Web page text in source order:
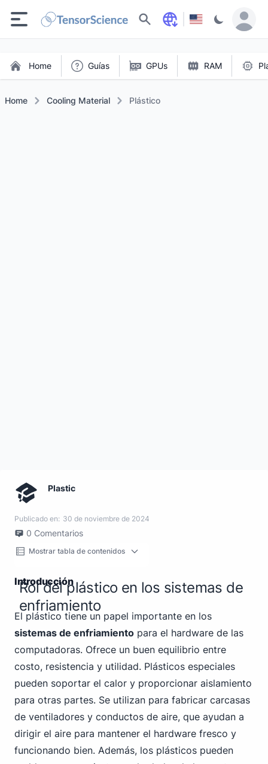
Buscar
Home Guías GPUs RAM
Home Cooling Material Plástico
Plastic
Publicado en: 30 de noviembre de 2024
0 Comentarios
Mostrar tabla de contenidos
Introducción
Rol del plástico en los sistemas de
enfriamiento
El plástico tiene un papel importante en los
sistemas de enfriamiento para el hardware de las
computadoras. Ofrece un buen equilibrio entre
costo, resistencia y utilidad. Plásticos especiales
pueden soportar el calor y proporcionar aislamiento
para otras partes. Se utilizan para fabricar carcasas
de ventiladores y conductos de aire, que ayudan a
dirigir el aire para mantener el hardware fresco y
funcionando bien. Además, los plásticos pueden